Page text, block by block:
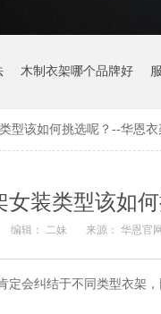
木制衣架哪个品牌好
型该如何挑选呢？--华恩衣
女装类型该如
编辑： 二妹 来源： 华恩官网
定会纠结于不同类型衣架